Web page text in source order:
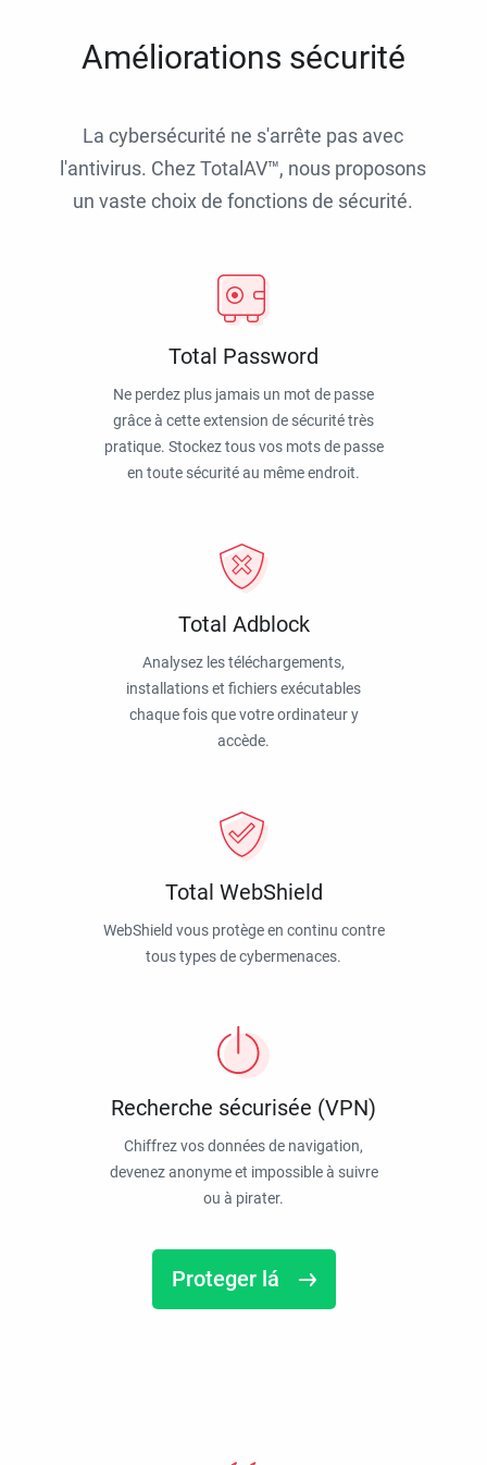
Améliorations sécurité
La cybersécurité ne s'arrête pas avec
l'antivirus. Chez TotalAV™, nous proposons
un vaste choix de fonctions de sécurité.
Total Password
Ne perdez plus jamais un mot de passe
grâce à cette extension de sécurité très
pratique. Stockez tous vos mots de passe
en toute sécurité au même endroit.
Total Adblock
Analysez les téléchargements,
installations et fichiers exécutables
chaque fois que votre ordinateur y
accède.
Total WebShield
WebShield vous protège en continu contre
tous types de cybermenaces.
Recherche sécurisée (VPN)
Chiffrez vos données de navigation,
devenez anonyme et impossible à suivre
ou à pirater.
Proteger lá